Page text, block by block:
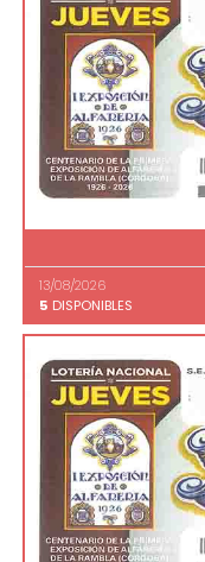
13/08/2026
5 DISPONIBLES